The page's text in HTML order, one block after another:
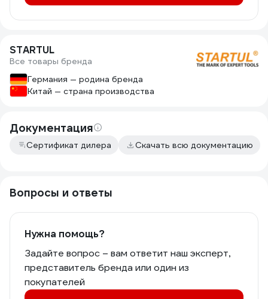
STARTUL
Все товары бренда
Германия — родина бренда
Китай — страна производства
Документация
Сертификат дилера Скачать всю документацию
Вопросы и ответы
Нужна помощь?
Задайте вопрос – вам ответит наш эксперт,
представитель бренда или один из
покупателей